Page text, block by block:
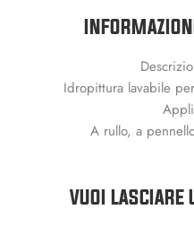
Idropittura lavabile
A rullo, a
VUOI LASCIARE